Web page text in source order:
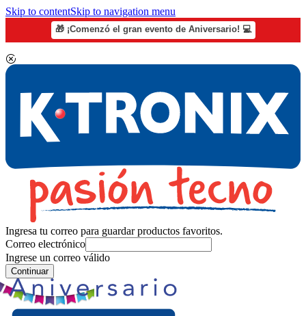
Skip to contentSkip to navigation menu
🎁 ¡Comenzó el gran evento de Aniversario! 💻
Ingresa tu correo para guardar productos favoritos.
Correo electrónico
Ingrese un correo válido
Continuar